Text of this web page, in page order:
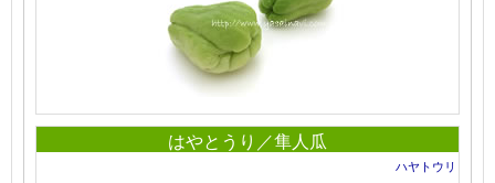
はやとうり／隼人瓜
ハヤトウリ